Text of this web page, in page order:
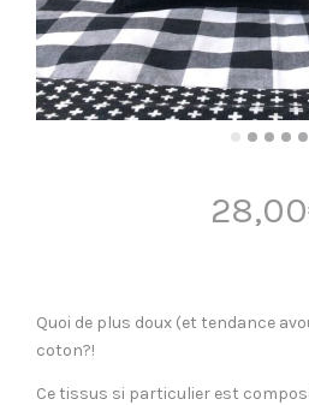
28,00
Quoi de plus doux (et tendance
coton?!
Ce tissus si particulier est